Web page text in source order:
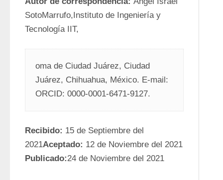
SotoMarrufo,Instituto de Ingeniería y
Tecnología IIT,
oma de Ciudad Juárez, Ciudad
Juárez, Chihuahua, México. E-mail:
ORCID: 0000-0001-6471-9127.
Recibido: 15 de Septiembre del
2021Aceptado:
Publicado:24 de Noviembre del 2021